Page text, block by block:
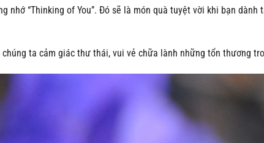
“Thinking of You”. Đó sẽ là món quà tuyệt vời khi bạn dành
ta cảm giác thư thái, vui vẻ chữa lành những tổn thương